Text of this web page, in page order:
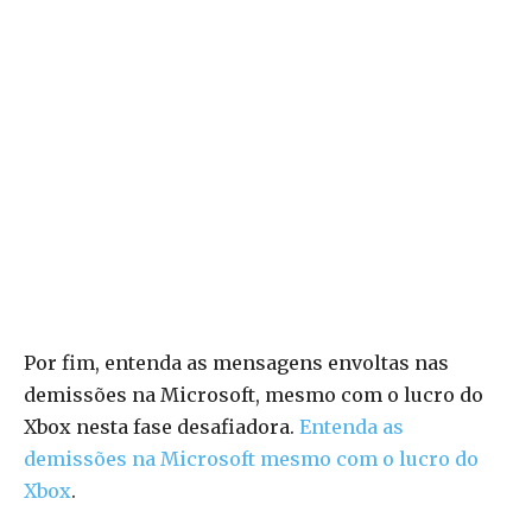
Por fim, entenda as mensagens envoltas nas
demissões na Microsoft, mesmo com o lucro do
Xbox nesta fase desafiadora. Entenda as
demissões na Microsoft mesmo com o lucro do
Xbox.